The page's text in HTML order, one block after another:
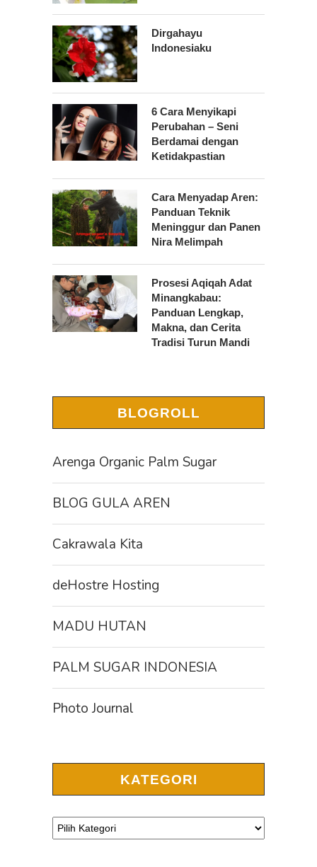
Dirgahayu
Indonesiaku
6 Cara Menyikapi
Perubahan – Seni
Berdamai dengan
Ketidakpastian
Cara Menyadap Aren:
Panduan Teknik
Meninggur dan Panen
Nira Melimpah
Prosesi Aqiqah Adat
Minangkabau:
Panduan Lengkap,
Makna, dan Cerita
Tradisi Turun Mandi
BLOGROLL
Arenga Organic Palm Sugar
BLOG GULA AREN
Cakrawala Kita
deHostre Hosting
MADU HUTAN
PALM SUGAR INDONESIA
Photo Journal
KATEGORI